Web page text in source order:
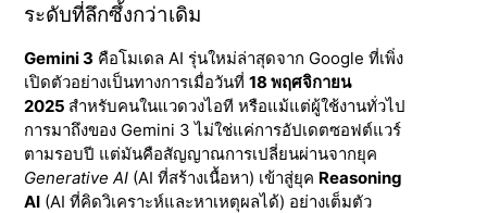
ระดับที่ลึกซึ้งกว่าเดิม
Gemini 3 คือโมเดล AI รุ่นใหม่ล่าสุดจาก Google ที่เพิ่ง
เปิดตัวอย่างเป็นทางการเมื่อวันที่18 พฤศจิกายน
2025 สำหรับคนในแวดวงไอที หรือแม้แต่ผู้ใช้งานทั่วไป
การมาถึงของ Gemini 3 ไม่ใช่แค่การอัปเดตซอฟต์แวร์
ตามรอบปี แต่มันคือสัญญาณการเปลี่ยนผ่านจากยุค
Generative AI (AI ที่สร้างเนื้อหา) เข้าสู่ยุค Reasoning
AI (AI ที่คิดวิเคราะห์และหาเหตุผลได้) อย่างเต็มตัว